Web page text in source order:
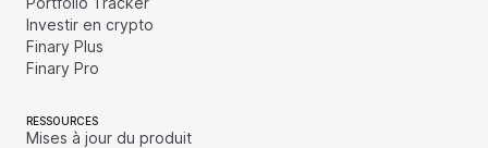
Investir en crypto
Finary Plus
Finary Pro
RESSOURCES
Mises à jour du produit